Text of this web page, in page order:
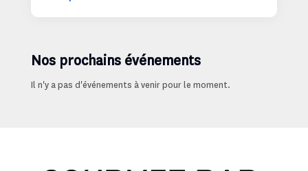
Nos prochains événements
Il n'y a pas d'événements à venir pour le moment.